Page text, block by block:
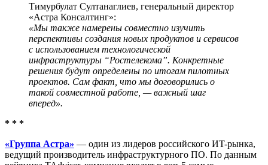
Тимурбулат Султанаглиев, генеральный директор
«Астра Консалтинг»:
«Мы также намерены совместно изучить
перспективы создания новых продуктов и сервисов
с использованием технологической
инфраструктуры “Ростелекома”. Конкретные
решения будут определены по итогам пилотных
проектов. Сам факт, что мы договорились о
такой совместной работе, — важный шаг
вперед».
* * *
«Группа Астра» — один из лидеров российского ИT-рынка,
ведущий производитель инфраструктурного ПО. По данным